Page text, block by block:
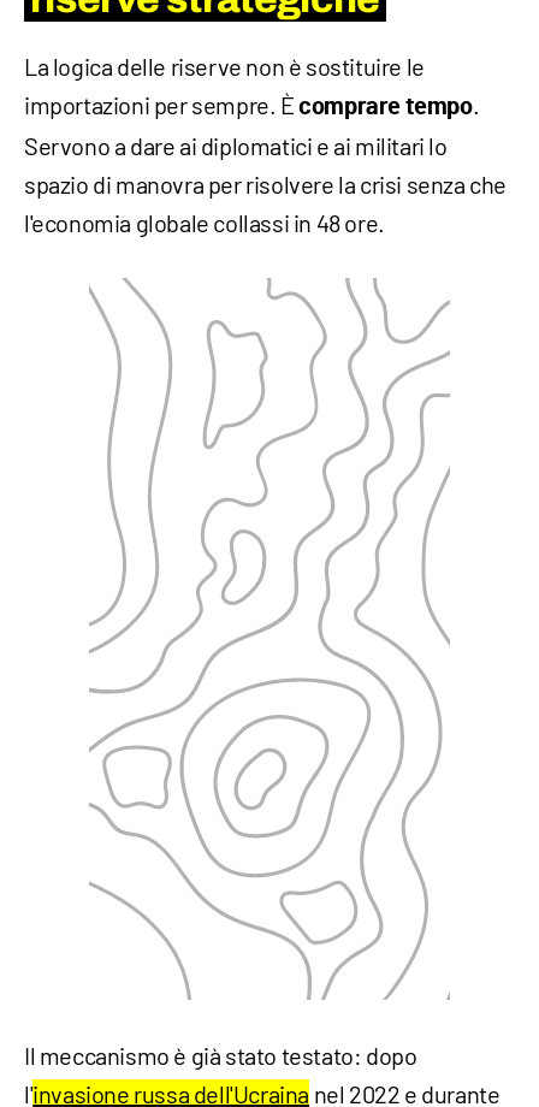
​La logica delle riserve non è sostituire le
importazioni per sempre. Ècomprare tempo.
Servono a dare ai diplomatici e ai militari lo
spazio di manovra per risolvere la crisi senza che
l'economia globale collassi in 48 ore.
​Il meccanismo è già stato testato: dopo
l'invasione russa dell'Ucraina nel 2022 e durante